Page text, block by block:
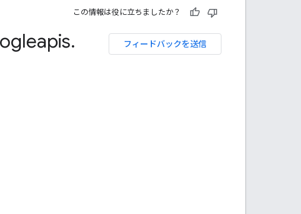
この情報は役に立ちましたか？
フィードバックを送信
.